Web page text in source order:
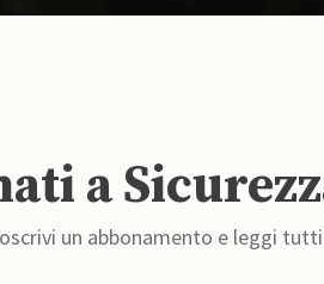
a
un abbonamento e leggi